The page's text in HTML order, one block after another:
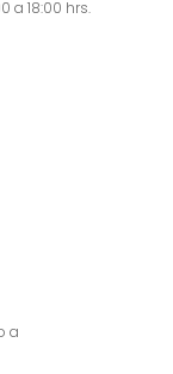
a 18:00 hrs.
a